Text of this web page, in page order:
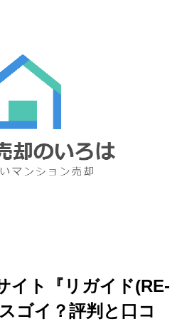
イト『リガイド(RE-
ゴイ？評判と口コ